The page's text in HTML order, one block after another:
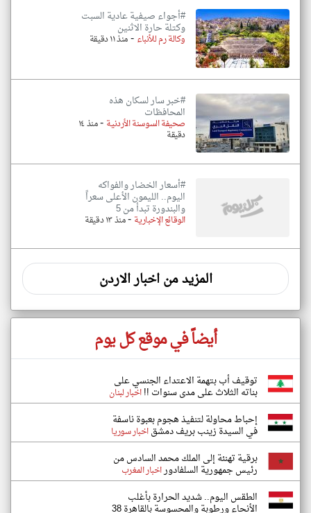
#أجواء صيفية عادية السبت
وكتلة حارة الاثنين
وكالة رم للأنباء -منذ ١١ دقيقة
#خبر سار لسكان هذه
المحافظات
صحيفة السوسنة الأردنية - منذ ١٤
دقيقة
#أسعار الخضار والفواكه
اليوم.. الليمون الأعلى سعراً
والبندورة تبدأ من 5
الوقائع الإخبارية -منذ ١٣ دقيقة
المزيد من اخبار الاردن
أيضاً في موقع كل يوم
توقيف أب بتهمة الاعتداء الجنسي على
بناته الثلاث على مدى سنوات !!اخبار لبنان
إحباط محاولة لتنفيذ هجوم بعبوة ناسفة
في السيدة زينب بريف دمشقاخبار سوريا
برقية تهنئة إلى الملك محمد السادس من
رئيس جمهورية السلفادوراخبار المغرب
الطقس اليوم.. شديد الحرارة بأغلب
الأنحاء ورطوبة والمحسوسة بالقاهرة 38